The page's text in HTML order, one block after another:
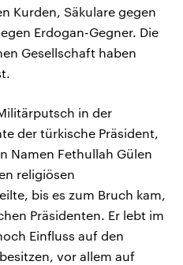
Kurden, Säkulare gegen
Erdogan-Gegner. Die
Gesellschaft haben
in der
der türkische Präsident,
Namen Fethullah Gülen
religiösen
bis es zum Bruch kam,
Präsidenten. Er lebt im
Einfluss auf den
vor allem auf